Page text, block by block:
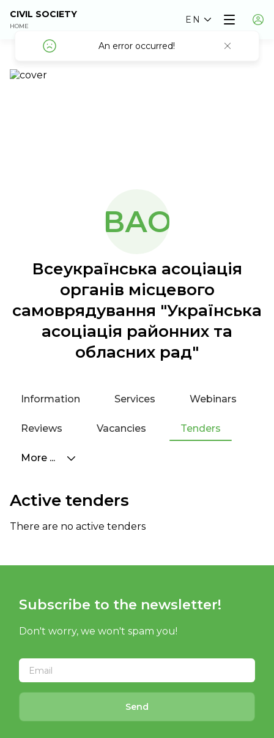
CIVIL SOCIETY
HOME
EN
An error occurred!
ВАО
Всеукраїнська асоціація
органів місцевого
самоврядування "Українська
асоціація районних та
обласних рад"
Information Services Webinars
Reviews Vacancies Tenders
More ...
Active tenders
There are no active tenders
An error occurred!
Subscribe to the newsletter!
Don't worry, we won't spam you!
Send